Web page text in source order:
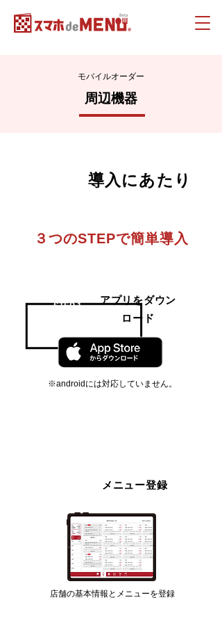
モバイルオーダー
周辺機器
導入にあたり
３つのSTEPで簡単導入
STEP 1
アプリをダウン
ロード
※androidには対応していません。
メニュー登録
店舗の基本情報とメニューを登録